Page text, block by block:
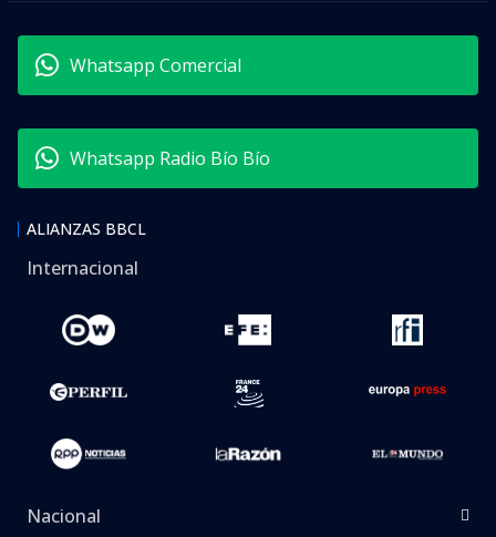
Whatsapp Comercial
Whatsapp Radio Bío Bío
ALIANZAS BBCL
Internacional
Nacional